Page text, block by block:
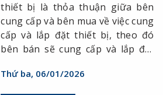
thiết bị là thỏa thuận giữa bên
cung cấp và bên mua về việc cung
cấp và lắp đặt thiết bị, theo đó
bên bán sẽ cung cấp và lắp đặt
phải thanh toán chi phí bên bán.
Thứ ba, 06/01/2026